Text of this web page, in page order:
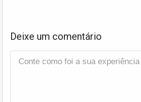
Deixe um comentário